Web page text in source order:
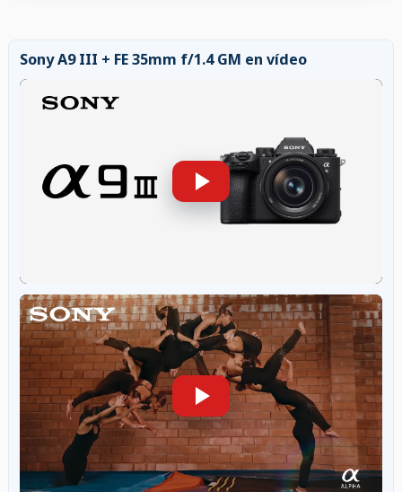
Sony A9 III + FE 35mm f/1.4 GM en vídeo